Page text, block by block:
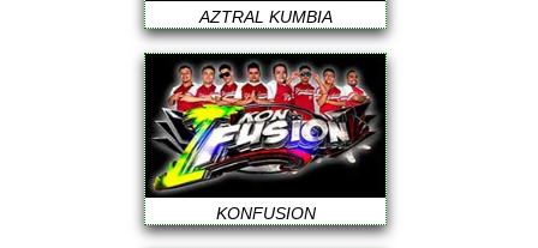
AZTRAL KUMBIA
KONFUSION